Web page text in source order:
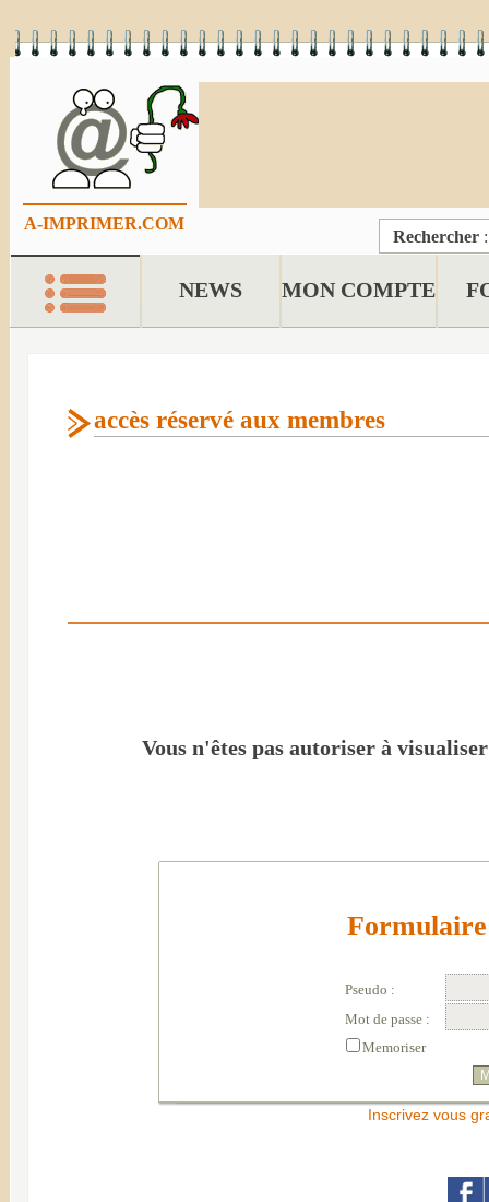
A-IMPRIMER.COM
Rechercher
NEWS MON COMPTE
accès réservé aux membres
Vous n'êtes pas autoriser à
Pseudo :
Mot de passe :
Memoriser
Inscrivez vous